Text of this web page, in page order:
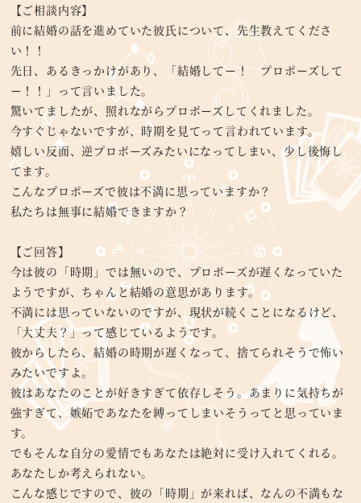
【ご相談内容】
前に結婚の話を進めていた彼氏について、先生教えてくださ
い！！
先日、あるきっかけがあり、「結婚してー！ プロポーズして
ー！！」って言いました。
驚いてましたが、照れながらプロポーズしてくれました。
今すぐじゃないですが、時期を見てって言われています。
嬉しい反面、逆プロポーズみたいになってしまい、少し後悔し
てます。
こんなプロポーズで彼は不満に思っていますか？
私たちは無事に結婚できますか？
【ご回答】
今は彼の「時期」では無いので、プロポーズが遅くなっていた
ようですが、ちゃんと結婚の意思があります。
不満には思っていないのですが、現状が続くことになるけど、
「大丈夫？」って感じているようです。
彼からしたら、結婚の時期が遅くなって、捨てられそうで怖い
みたいですよ。
彼はあなたのことが好きすぎて依存しそう。あまりに気持ちが
強すぎて、嫉妬であなたを縛ってしまいそうってと思っていま
す。
でもそんな自分の愛情でもあなたは絶対に受け入れてくれる。
あなたしか考えられない。
こんな感じですので、彼の「時期」が来れば、なんの不満もな